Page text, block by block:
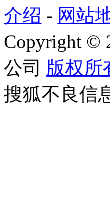
介绍 - 网站
Copyright ©
公司 版权所
搜狐不良信